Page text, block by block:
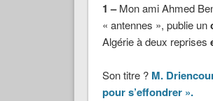
1 –Mon ami Ahmed
« antennes », publie un
Algérie à deux reprises
Son titre ? M.
pour s’effondrer ».